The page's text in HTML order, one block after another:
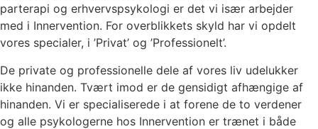
parterapi og erhvervspsykologi er det vi især arbejder
med i Innervention. For overblikkets skyld har vi opdelt
vores specialer, i ’Privat’ og ’Professionelt’.
De private og professionelle dele af vores liv udelukker
ikke hinanden. Tvært imod er de gensidigt afhængige af
hinanden. Vi er specialiserede i at forene de to verdener
og alle psykologerne hos Innervention er trænet i både